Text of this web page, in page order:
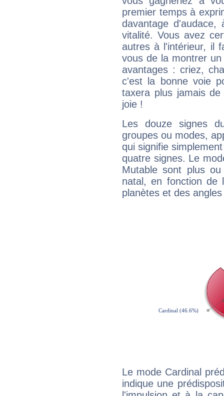
premier temps à
davantage
vitalité. Vous avez
autres à l'intérieur, il
vous de la montrer
avantages : criez,
c'est la bonne voie
taxera plus jamais
joie !
Les douze signes
groupes ou modes,
qui signifie
quatre signes. Le
Mutable sont plus
natal, en fonction de
planètes et des
Le mode Cardinal
indique une